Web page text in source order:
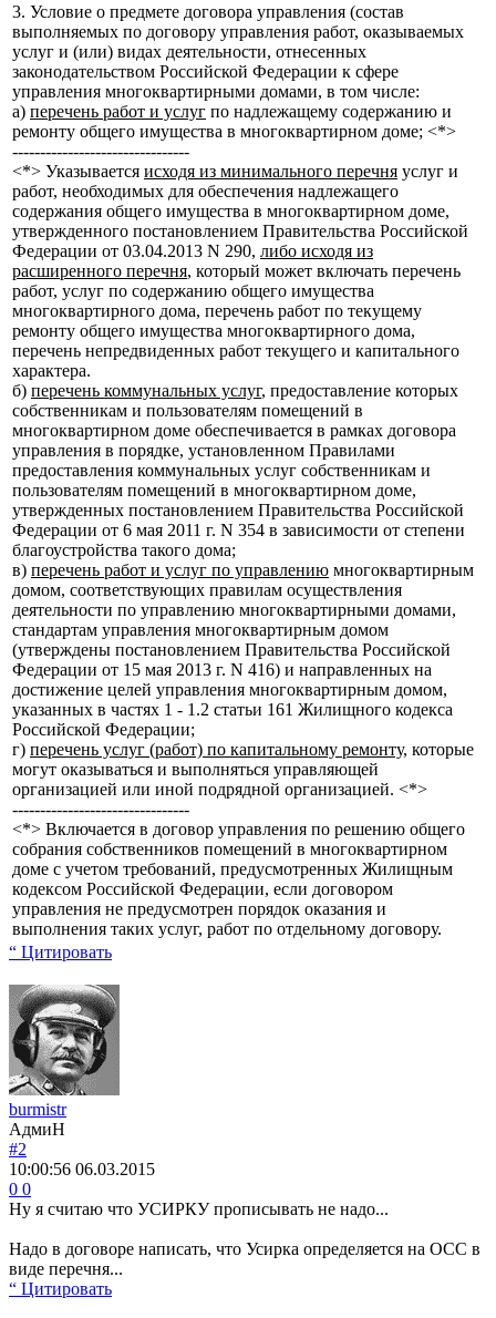
3. Условие о предмете договора управления (состав
выполняемых по договору управления работ, оказываемых
услуг и (или) видах деятельности, отнесенных
законодательством Российской Федерации к сфере
управления многоквартирными домами, в том числе:
а) перечень работ и услуг по надлежащему содержанию и
ремонту общего имущества в многоквартирном доме; <*>
--------------------------------
<*> Указывается исходя из минимального перечня услуг и
работ, необходимых для обеспечения надлежащего
содержания общего имущества в многоквартирном доме,
утвержденного постановлением Правительства Российской
Федерации от 03.04.2013 N 290, либо исходя из
расширенного перечня, который может включать перечень
работ, услуг по содержанию общего имущества
многоквартирного дома, перечень работ по текущему
ремонту общего имущества многоквартирного дома,
перечень непредвиденных работ текущего и капитального
характера.
б) перечень коммунальных услуг, предоставление которых
собственникам и пользователям помещений в
многоквартирном доме обеспечивается в рамках договора
управления в порядке, установленном Правилами
предоставления коммунальных услуг собственникам и
пользователям помещений в многоквартирном доме,
утвержденных постановлением Правительства Российской
Федерации от 6 мая 2011 г. N 354 в зависимости от степени
благоустройства такого дома;
в) перечень работ и услуг по управлению многоквартирным
домом, соответствующих правилам осуществления
деятельности по управлению многоквартирными домами,
стандартам управления многоквартирным домом
(утверждены постановлением Правительства Российской
Федерации от 15 мая 2013 г. N 416) и направленных на
достижение целей управления многоквартирным домом,
указанных в частях 1 - 1.2 статьи 161 Жилищного кодекса
Российской Федерации;
г) перечень услуг (работ) по капитальному ремонту, которые
могут оказываться и выполняться управляющей
организацией или иной подрядной организацией. <*>
--------------------------------
<*> Включается в договор управления по решению общего
собрания собственников помещений в многоквартирном
доме с учетом требований, предусмотренных Жилищным
кодексом Российской Федерации, если договором
управления не предусмотрен порядок оказания и
выполнения таких услуг, работ по отдельному договору.
“ Цитировать
burmistr
АдмиН
#2
10:00:56 06.03.2015
0 0
Ну я считаю что УСИРКУ прописывать не надо...
Надо в договоре написать, что Усирка определяется на ОСС в
виде перечня...
“ Цитировать